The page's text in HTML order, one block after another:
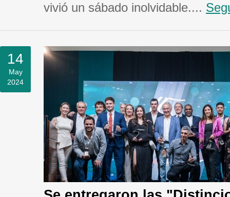
vivió un sábado inolvidable....
14
May
2024